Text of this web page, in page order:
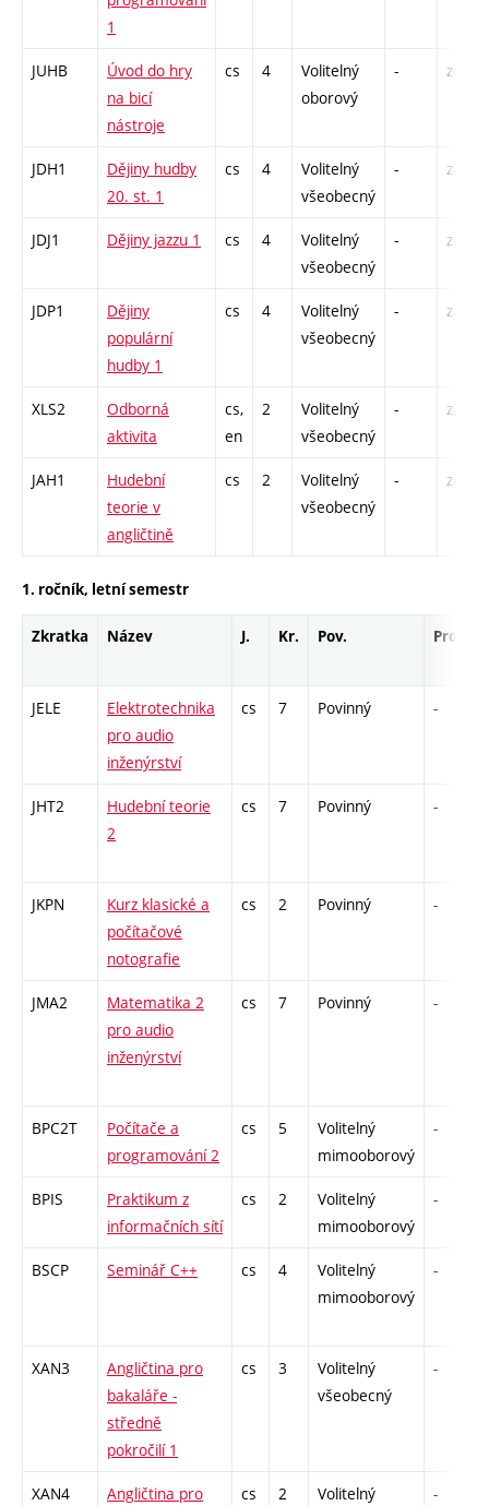
1
JUHB
Úvod do hry
na bicí
nástroje
cs 4
Volitelný
oborový
- zá
JDH1
Dějiny hudby
20. st. 1
cs 4
Volitelný
všeobecný
- zá
JDJ1 Dějiny jazzu 1 cs 4
Volitelný
všeobecný
- zá
JDP1
Dějiny
populární
hudby 1
cs 4
Volitelný
všeobecný
- zá
XLS2
Odborná
aktivita
cs,
en
2
Volitelný
všeobecný
- zá
JAH1
Hudební
teorie v
angličtině
cs 2
Volitelný
všeobecný
- zá
1. ročník, letní semestr
Zkratka Název J. Kr. Pov. Prof.
JELE
Elektrotechnika
pro audio
inženýrství
cs 7 Povinný -
JHT2
Hudební teorie
2
cs 7 Povinný -
JKPN
Kurz klasické a
počítačové
notografie
cs 2 Povinný -
JMA2
Matematika 2
pro audio
inženýrství
cs 7 Povinný -
BPC2T
Počítače a
programování 2
cs 5
Volitelný
mimooborový
-
BPIS
Praktikum z
informačních sítí
cs 2
Volitelný
mimooborový
-
BSCP Seminář C++ cs 4
Volitelný
mimooborový
-
XAN3
Angličtina pro
bakaláře -
středně
pokročilí 1
cs 3
Volitelný
všeobecný
-
XAN4
Angličtina pro
cs 2
Volitelný
-